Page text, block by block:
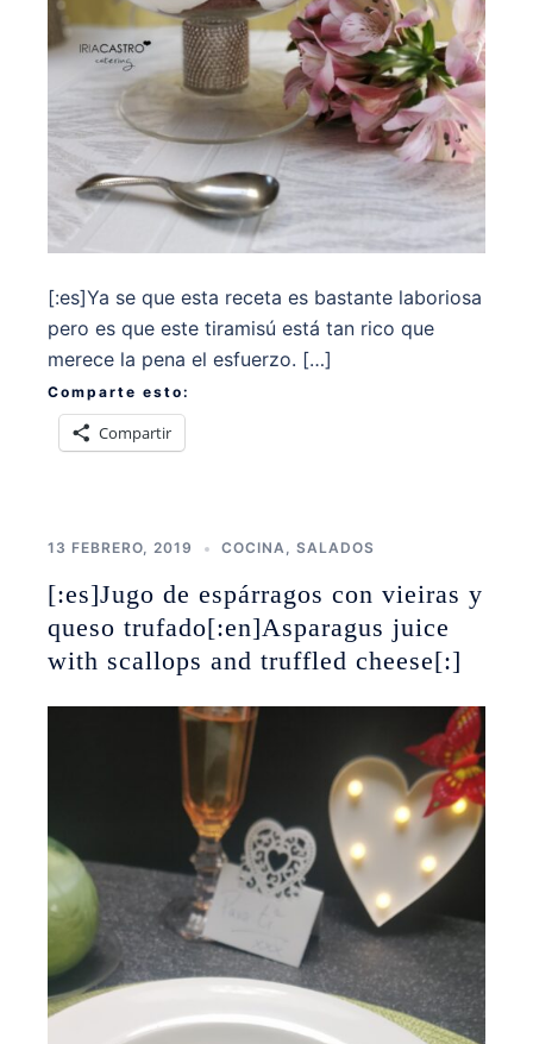
[:es]Ya se que esta receta es bastante laboriosa
pero es que este tiramisú está tan rico que
merece la pena el esfuerzo. […]
Comparte esto:
Compartir
13 FEBRERO, 2019 COCINA SALADOS
[:es]Jugo de espárragos con vieiras y
queso trufado[:en]Asparagus juice
with scallops and truffled cheese[:]